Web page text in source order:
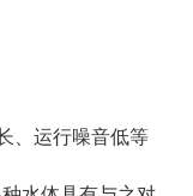
、运行噪音低等